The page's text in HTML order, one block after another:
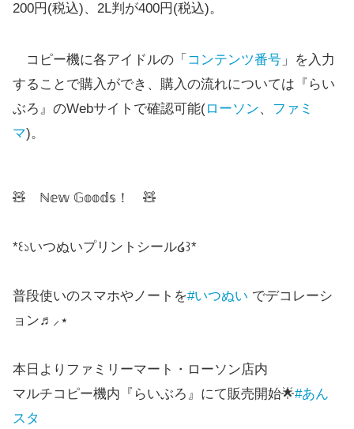
200円(税込)、2L判が400円(税込)。
コピー機に各アイドルの「 コンテンツ番号 」を入力
することで購入ができ、購入の流れについては『らい
ぶろ』のWebサイトで確認可能(ローソン、 ファミ
マ)。
🧸 ℕ𝕖𝕨 𝔾𝕠𝕠𝕕𝕤！ 🧸
*꒰১いつぬいプリントシール໒꒱*
普段使いのスマホやノートを#いつぬい でデコレーシ
ョン♬⸝⋆
本日よりファミリーマート・ローソン店内
マルチコピー機内『らいぶろ』にて販売開始🌟#あん
スタ